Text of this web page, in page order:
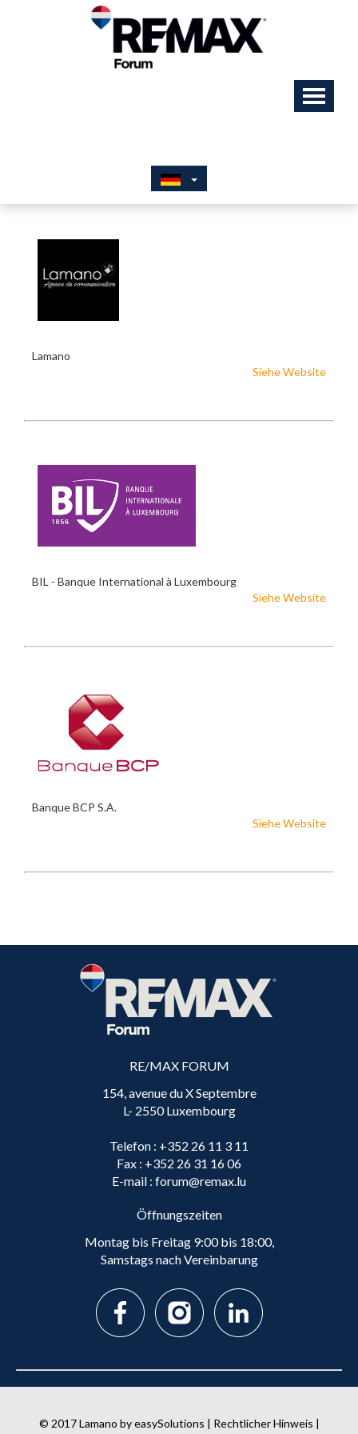
Lamano
Siehe Website
BIL - Banque International à Luxembourg
Siehe Website
Banque BCP S.A.
Siehe Website
RE/MAX FORUM
154, avenue du X Septembre
L- 2550 Luxembourg
Telefon : +352 26 11 3 11
Fax : +352 26 31 16 06
E-mail : forum@remax.lu
Öffnungszeiten
Montag bis Freitag 9:00 bis 18:00,
Samstags nach Vereinbarung
© 2017Lamano byeasySolutions | Rechtlicher Hinweis |